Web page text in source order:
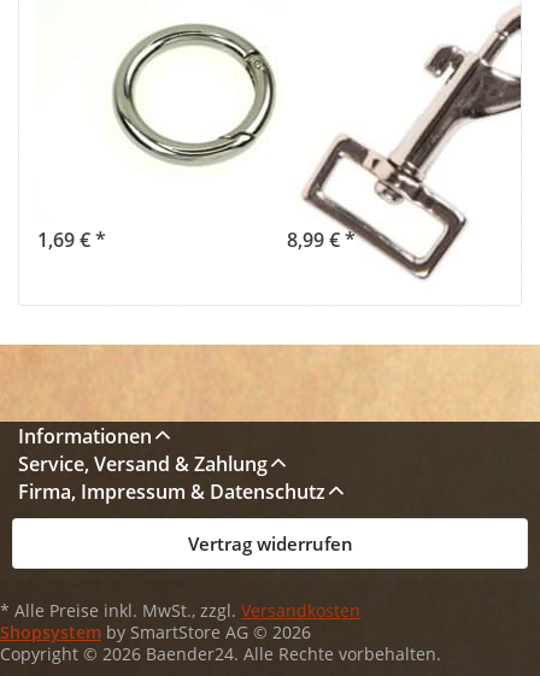
32mm Rundring
(Innenmaß) aus
Zinkdruckguss -
Federverschluss
1,69 € *
Bolzenkarabiner
Zinkdruckguss -
20mm
Durchlass - 10
Stück
8,99 € *
Informationen
Service, Versand & Zahlung
Firma, Impressum & Datenschutz
Vertrag widerrufen
* Alle Preise inkl. MwSt., zzgl. Versandkosten
Shopsystem by SmartStore AG © 2026
Copyright © 2026 Baender24. Alle Rechte vorbehalten.